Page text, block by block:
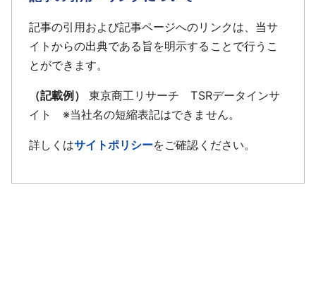
記事の引用および記事ページへのリンクは、当サ
イトからの出典である旨を明示することで行うこ
とができます。
（記載例）
東京商工リサーチ TSRデータインサ
イト ※当社名の短縮表記はできません。
詳しくはサイトポリシーをご確認ください。